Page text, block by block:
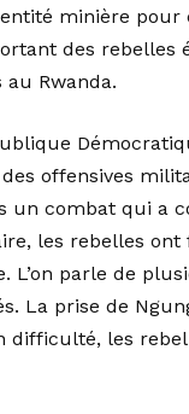
minière pour
des rebelles
Rwanda.
offensives
un combat qui a
les rebelles ont
L’on parle de
La prise de
difficulté, les